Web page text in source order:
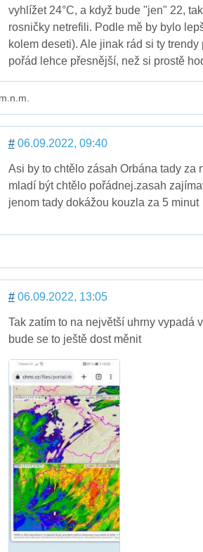
vyhlížet 24°C, a když bude "jen" 22,
rosničky netrefili. Podle mě by bylo
kolem deseti). Ale jinak rád si ty
pořád lehce přesnější, než si prostě
#06.09.2022, 09:40
Asi by to chtělo zásah Orbána tady za
mladí být chtělo pořádnej.zasah
jenom tady dokážou kouzla za 5 minut
#06.09.2022, 13:05
Tak zatím to na největší uhrny vypadá
bude se to ještě dost měnit